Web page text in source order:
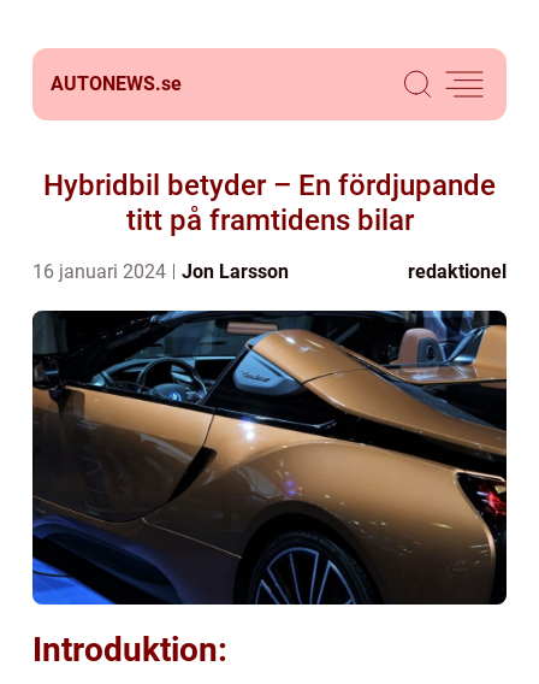
AUTONEWS.se
Hybridbil betyder – En fördjupande
titt på framtidens bilar
16 januari 2024 Jon Larsson redaktionel
Introduktion: